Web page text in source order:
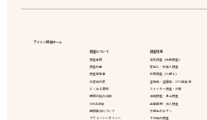
アイシン探偵ホーム
調査について
調査事例
調査料金
調査報告書
お客様の声
よくある質問
探偵お悩み相談
10のお約束
探偵業法について
プライバシーポリシー
調査項目
浮気調査（行動調査）
家出人・失踪人調査
所在調査（人探し）
盗聴器・盗撮器・GPS器発見
ストーカー調査・対策
結婚調査・身上調査
企業信用・法人調査
弁護士の方々へ
その他の調査